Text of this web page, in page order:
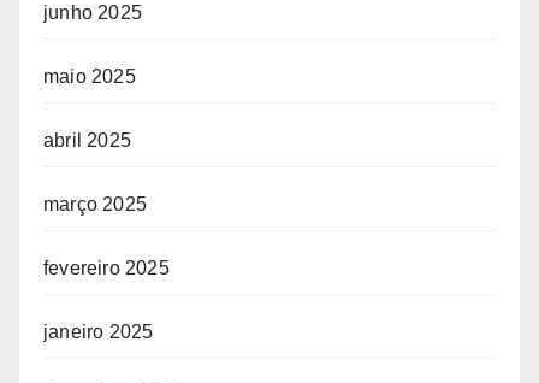
junho 2025
maio 2025
abril 2025
março 2025
fevereiro 2025
janeiro 2025